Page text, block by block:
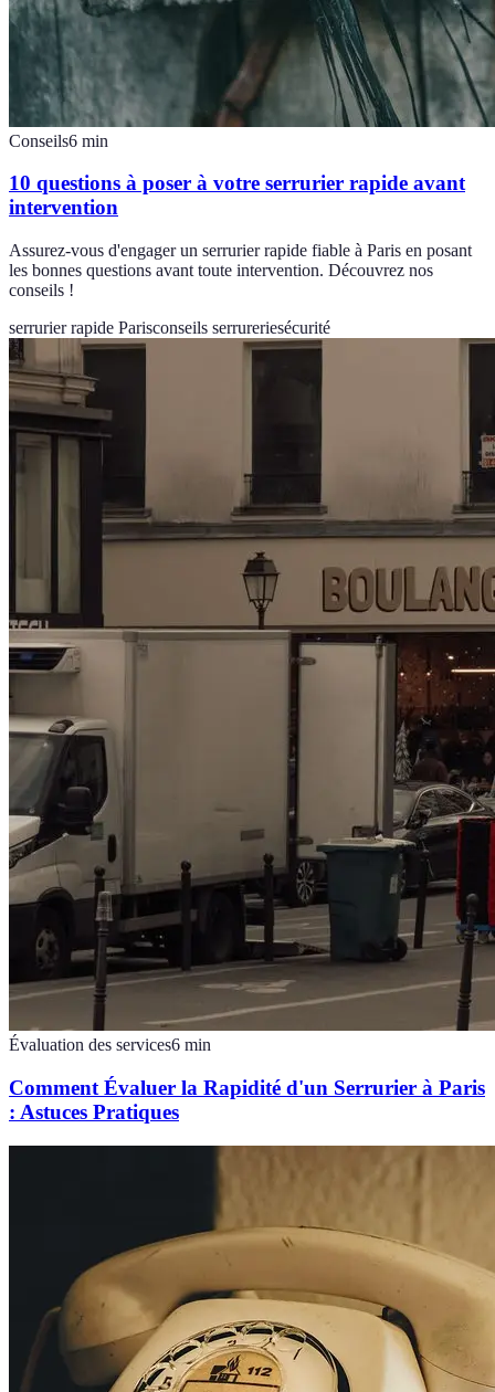
Conseils6 min
10 questions à poser à votre serrurier rapide avant
intervention
Assurez-vous d'engager un serrurier rapide fiable à Paris en posant
les bonnes questions avant toute intervention. Découvrez nos
conseils !
serrurier rapide Parisconseils serrureriesécurité
Évaluation des services6 min
Comment Évaluer la Rapidité d'un Serrurier à Paris
: Astuces Pratiques